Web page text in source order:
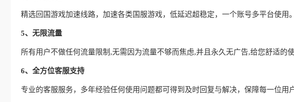
精选回国游戏加速线路，加速各类国服游戏，低延迟超稳定，一个账号多平台使用
5、无限流量
所有用户不做任何流量限制,无需因为流量不够而焦虑,并且永久无广告,给您舒适的
6、全方位客服支持
专业的客服服务，多年经验任何使用问题都可得到及时回复与解决，保障每一位用